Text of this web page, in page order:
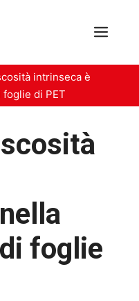
intrinseca è
di PET
foglie